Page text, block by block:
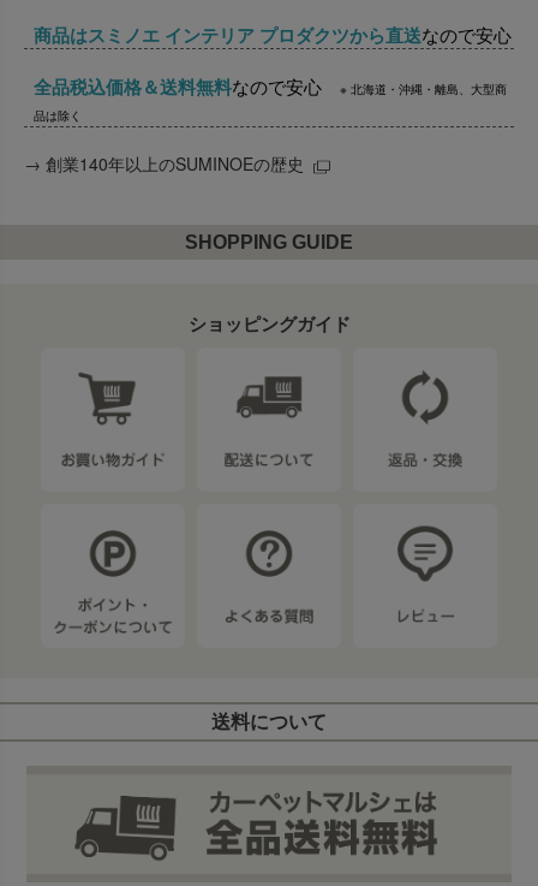
商品はスミノエ インテリア プロダクツから直送なので安心
全品税込価格＆送料無料なので安心
※ 北海道・沖縄・離島、大型商
品は除く
→ 創業140年以上のSUMINOEの歴史
SHOPPING GUIDE
ショッピングガイド
送料について